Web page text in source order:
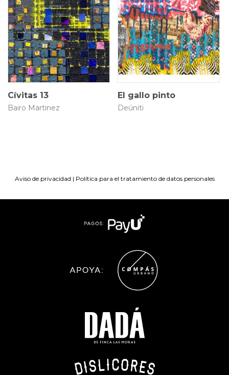
30 × 30 cm
$1.000.000
Cívitas 13
Bairo Martinez
85 × 55 cm
$900.000
El gallo pinto
Deúniti
Aviso de privacidad | Política para el tratamiento de datos personales